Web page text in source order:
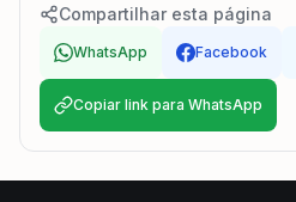
Compartilhar esta página
WhatsApp Facebook
Copiar link para WhatsApp